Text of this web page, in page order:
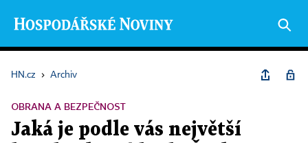
HN.cz › Archiv
OBRANA A BEZPEČNOST
Jaká je podle vás největší